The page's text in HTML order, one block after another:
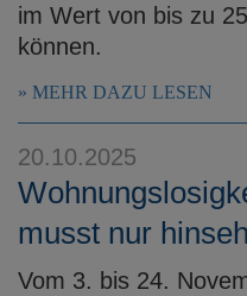
im Wert von bis zu
können.
MEHR DAZU LESEN
20.10.2025
musst nur
Vom 3. bis 24.